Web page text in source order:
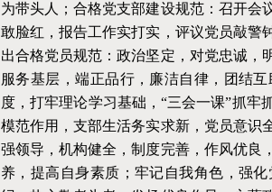
为带头人；合格党支部建设规范：召开会
敢脸红，报告工作实打实，评议党员敲警
出合格党员规范：政治坚定，对党忠诚，
服务基层，端正品行，廉洁自律，团结
度，打牢理论学习基础，“三会一课”抓
模范作用，支部生活务实求新，党员意识
强领导，机构健全，制度完善，作风优良
养，提高自身素质；牢记自我角色，强